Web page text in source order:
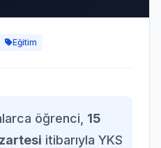
Eğitim
öğrenci, 15
itibarıyla YKS